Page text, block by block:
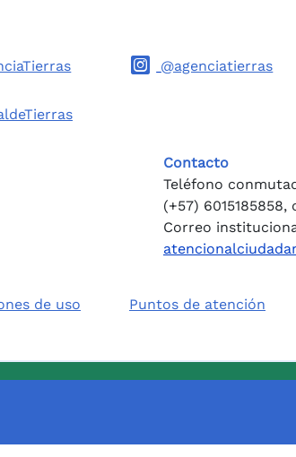
@agenciatierras
Contacto
Teléfono
(+57) 6015185858,
Correo
de uso Puntos de atención